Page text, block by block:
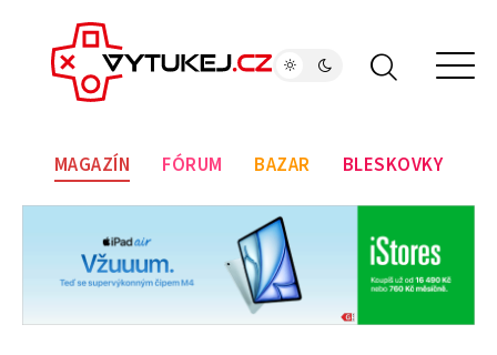
MAGAZÍN FÓRUM BAZAR BLESKOVKY